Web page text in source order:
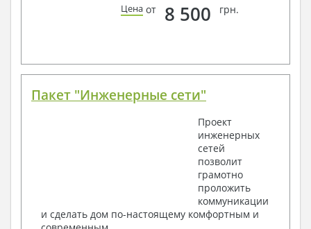
Элементы кровли – схемы расположения
3. Инженерный раздел (приобретается по желанию
за дополнительную плату):
Условные обозначения с общими данными
Поэтажная система водоснабжения и
Аксонометрическая схема водоснабжения и
Узлы и спецификация материалов
Отопление, вентиляция
Цена от 8 500 грн.
Пакет "Инженерные сети"
Проект
инженерных
сетей
позволит
грамотно
проложить
коммуникации
и сделать дом по-настоящему комфортным и